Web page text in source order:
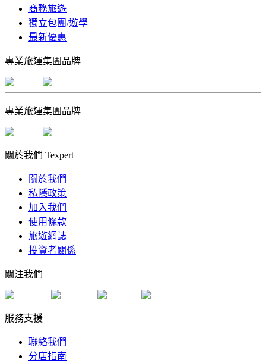
商務旅遊
獨立包團/遊學
最新優惠
專業旅運集團品牌
專業旅運集團品牌
關於我們 Texpert
關於我們
私隱政策
加入我們
使用條款
旅遊網誌
投資者關係
關注我們
服務支援
聯絡我們
分店指南